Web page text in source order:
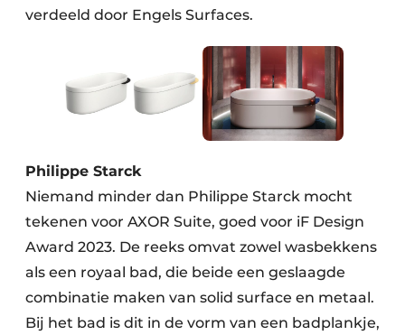
verdeeld door Engels Surfaces.
Philippe Starck
Niemand minder dan Philippe Starck mocht
tekenen voor AXOR Suite, goed voor iF Design
Award 2023. De reeks omvat zowel wasbekkens
als een royaal bad, die beide een geslaagde
combinatie maken van solid surface en metaal.
Bij het bad is dit in de vorm van een badplankje,